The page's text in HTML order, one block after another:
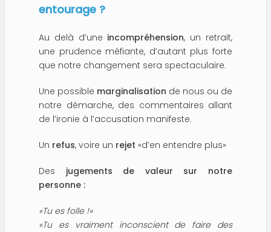
entourage ?
Au delà d’une incompréhension, un retrait,
une prudence méfiante, d’autant plus forte
que notre changement sera spectaculaire.
Une possible marginalisation de nous ou de
notre démarche, des commentaires allant
de l’ironie à l’accusation manifeste.
Un refus, voire un rejet «d’en entendre plus»
Des jugements de valeur sur notre
personne :
«Tu es folle !»
«Tu es vraiment inconscient de faire des